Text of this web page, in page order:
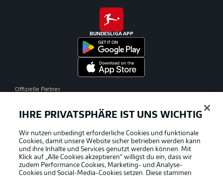
BUNDESLIGA APP
Offizielle Partner
IHRE PRIVATSPHÄRE IST UNS WICHTIG
Wir nutzen unbedingt erforderliche Cookies und funktionale
Cookies, damit unsere Website sicher betrieben werden kann
und ihre Inhalte und Services genutzt werden können. Mit
Klick auf „Alle Cookies akzeptieren“ willigst du ein, dass wir
zudem Performance Cookies, Marketing- und Analyse-
Cookies und Social-Media-Cookies setzen. Diese stammen